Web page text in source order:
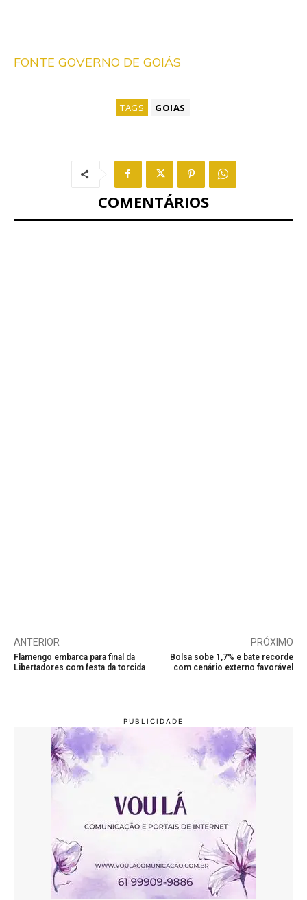
FONTE GOVERNO DE GOIÁS
TAGS GOIAS
COMENTÁRIOS
ANTERIOR
Flamengo embarca para final da
Libertadores com festa da torcida
PRÓXIMO
Bolsa sobe 1,7% e bate recorde
com cenário externo favorável